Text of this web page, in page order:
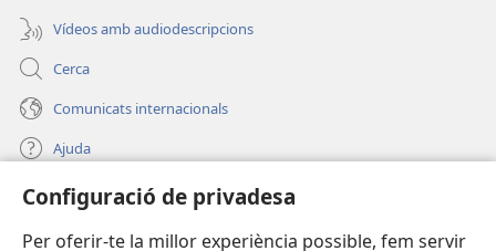
Configuració de privadesa
Per oferir-te la millor experiència possible, fem servir
Vídeos amb audiodescripcions
Cerca
Comunicats internacionals
Ajuda
Donacions
una